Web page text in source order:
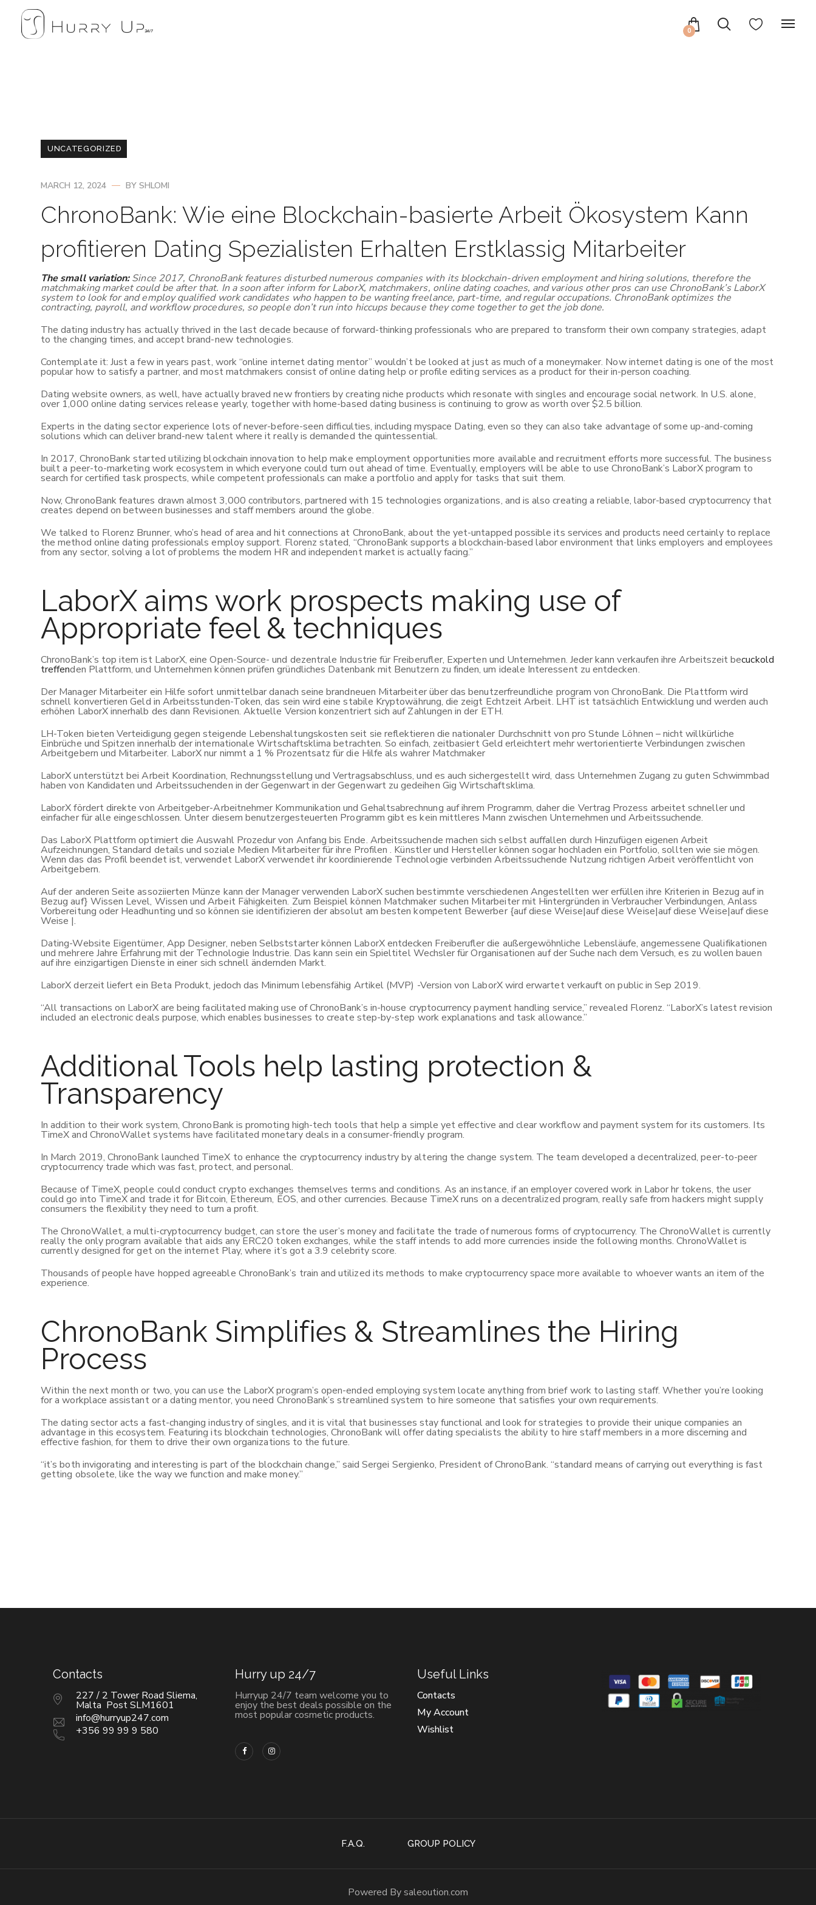
0
UNCATEGORIZED
MARCH 12, 2024 BY SHLOMI
ChronoBank: Wie eine Blockchain-basierte Arbeit Ökosystem Kann
profitieren Dating Spezialisten Erhalten Erstklassig Mitarbeiter
The small variation:Since 2017, ChronoBank features disturbed numerous companies with its blockchain-driven employment and hiring solutions, therefore the
matchmaking market could be after that. In a soon after inform for LaborX, matchmakers, online dating coaches, and various other pros can use ChronoBank’s LaborX
system to look for and employ qualified work candidates who happen to be wanting freelance, part-time, and regular occupations. ChronoBank optimizes the
contracting, payroll, and workflow procedures, so people don’t run into hiccups because they come together to get the job done.
The dating industry has actually thrived in the last decade because of forward-thinking professionals who are prepared to transform their own company strategies, adapt
to the changing times, and accept brand-new technologies.
Contemplate it: Just a few in years past, work “online internet dating mentor” wouldn’t be looked at just as much of a moneymaker. Now internet dating is one of the most
popular how to satisfy a partner, and most matchmakers consist of online dating help or profile editing services as a product for their in-person coaching.
Dating website owners, as well, have actually braved new frontiers by creating niche products which resonate with singles and encourage social network. In U.S. alone,
over 1,000 online dating services release yearly, together with home-based dating business is continuing to grow as worth over $2.5 billion.
Experts in the dating sector experience lots of never-before-seen difficulties, including myspace Dating, even so they can also take advantage of some up-and-coming
solutions which can deliver brand-new talent where it really is demanded the quintessential.
In 2017, ChronoBank started utilizing blockchain innovation to help make employment opportunities more available and recruitment efforts more successful. The business
built a peer-to-marketing work ecosystem in which everyone could turn out ahead of time. Eventually, employers will be able to use ChronoBank’s LaborX program to
search for certified task prospects, while competent professionals can make a portfolio and apply for tasks that suit them.
Now, ChronoBank features drawn almost 3,000 contributors, partnered with 15 technologies organizations, and is also creating a reliable, labor-based cryptocurrency that
creates depend on between businesses and staff members around the globe.
We talked to Florenz Brunner, who’s head of area and hit connections at ChronoBank, about the yet-untapped possible its services and products need certainly to replace
the method online dating professionals employ support. Florenz stated, “ChronoBank supports a blockchain-based labor environment that links employers and employees
from any sector, solving a lot of problems the modern HR and independent market is actually facing.”
LaborX aims work prospects making use of
Appropriate feel & techniques
ChronoBank’s top item ist LaborX, eine Open-Source- und dezentrale Industrie für Freiberufler, Experten und Unternehmen. Jeder kann verkaufen ihre Arbeitszeit becuckold
treffenden Plattform, und Unternehmen können prüfen gründliches Datenbank mit Benutzern zu finden, um ideale Interessent zu entdecken.
Der Manager Mitarbeiter ein Hilfe sofort unmittelbar danach seine brandneuen Mitarbeiter über das benutzerfreundliche program von ChronoBank. Die Plattform wird
schnell konvertieren Geld in Arbeitsstunden-Token, das sein wird eine stabile Kryptowährung, die zeigt Echtzeit Arbeit. LHT ist tatsächlich Entwicklung und werden auch
erhöhen LaborX innerhalb des dann Revisionen. Aktuelle Version konzentriert sich auf Zahlungen in der ETH.
LH-Token bieten Verteidigung gegen steigende Lebenshaltungskosten seit sie reflektieren die nationaler Durchschnitt von pro Stunde Löhnen – nicht willkürliche
Einbrüche und Spitzen innerhalb der internationale Wirtschaftsklima betrachten. So einfach, zeitbasiert Geld erleichtert mehr wertorientierte Verbindungen zwischen
Arbeitgebern und Mitarbeiter. LaborX nur nimmt a 1 % Prozentsatz für die Hilfe als wahrer Matchmaker
LaborX unterstützt bei Arbeit Koordination, Rechnungsstellung und Vertragsabschluss, und es auch sichergestellt wird, dass Unternehmen Zugang zu guten Schwimmbad
haben von Kandidaten und Arbeitssuchenden in der Gegenwart in der Gegenwart zu gedeihen Gig Wirtschaftsklima.
LaborX fördert direkte von Arbeitgeber-Arbeitnehmer Kommunikation und Gehaltsabrechnung auf ihrem Programm, daher die Vertrag Prozess arbeitet schneller und
einfacher für alle eingeschlossen. Unter diesem benutzergesteuerten Programm gibt es kein mittleres Mann zwischen Unternehmen und Arbeitssuchende.
Das LaborX Plattform optimiert die Auswahl Prozedur von Anfang bis Ende. Arbeitssuchende machen sich selbst auffallen durch Hinzufügen eigenen Arbeit
Aufzeichnungen, Standard details und soziale Medien Mitarbeiter für ihre Profilen . Künstler und Hersteller können sogar hochladen ein Portfolio, sollten wie sie mögen.
Wenn das das Profil beendet ist, verwendet LaborX verwendet ihr koordinierende Technologie verbinden Arbeitssuchende Nutzung richtigen Arbeit veröffentlicht von
Arbeitgebern.
Auf der anderen Seite assoziierten Münze kann der Manager verwenden LaborX suchen bestimmte verschiedenen Angestellten wer erfüllen ihre Kriterien in Bezug auf in
Bezug auf} Wissen Level, Wissen und Arbeit Fähigkeiten. Zum Beispiel können Matchmaker suchen Mitarbeiter mit Hintergründen in Verbraucher Verbindungen, Anlass
Vorbereitung oder Headhunting und so können sie identifizieren der absolut am besten kompetent Bewerber {auf diese Weise|auf diese Weise|auf diese Weise|auf diese
Weise |.
Dating-Website Eigentümer, App Designer, neben Selbststarter können LaborX entdecken Freiberufler die außergewöhnliche Lebensläufe, angemessene Qualifikationen
und mehrere Jahre Erfahrung mit der Technologie Industrie. Das kann sein ein Spieltitel Wechsler für Organisationen auf der Suche nach dem Versuch, es zu wollen bauen
auf ihre einzigartigen Dienste in einer sich schnell ändernden Markt.
LaborX derzeit liefert ein Beta Produkt, jedoch das Minimum lebensfähig Artikel (MVP) -Version von LaborX wird erwartet verkauft on public in Sep 2019.
“All transactions on LaborX are being facilitated making use of ChronoBank’s in-house cryptocurrency payment handling service,” revealed Florenz. “LaborX’s latest revision
included an electronic deals purpose, which enables businesses to create step-by-step work explanations and task allowance.”
Additional Tools help lasting protection &
Transparency
In addition to their work system, ChronoBank is promoting high-tech tools that help a simple yet effective and clear workflow and payment system for its customers. Its
TimeX and ChronoWallet systems have facilitated monetary deals in a consumer-friendly program.
In March 2019, ChronoBank launched TimeX to enhance the cryptocurrency industry by altering the change system. The team developed a decentralized, peer-to-peer
cryptocurrency trade which was fast, protect, and personal.
Because of TimeX, people could conduct crypto exchanges themselves terms and conditions. As an instance, if an employer covered work in Labor hr tokens, the user
could go into TimeX and trade it for Bitcoin, Ethereum, EOS, and other currencies. Because TimeX runs on a decentralized program, really safe from hackers might supply
consumers the flexibility they need to turn a profit.
The ChronoWallet, a multi-cryptocurrency budget, can store the user’s money and facilitate the trade of numerous forms of cryptocurrency. The ChronoWallet is currently
really the only program available that aids any ERC20 token exchanges, while the staff intends to add more currencies inside the following months. ChronoWallet is
currently designed for get on the internet Play, where it’s got a 3.9 celebrity score.
Thousands of people have hopped agreeable ChronoBank’s train and utilized its methods to make cryptocurrency space more available to whoever wants an item of the
experience.
ChronoBank Simplifies & Streamlines the Hiring
Process
Within the next month or two, you can use the LaborX program’s open-ended employing system locate anything from brief work to lasting staff. Whether you’re looking
for a workplace assistant or a dating mentor, you need ChronoBank’s streamlined system to hire someone that satisfies your own requirements.
The dating sector acts a fast-changing industry of singles, and it is vital that businesses stay functional and look for strategies to provide their unique companies an
advantage in this ecosystem. Featuring its blockchain technologies, ChronoBank will offer dating specialists the ability to hire staff members in a more discerning and
effective fashion, for them to drive their own organizations to the future.
“it’s both invigorating and interesting is part of the blockchain change,” said Sergei Sergienko, President of ChronoBank. “standard means of carrying out everything is fast
getting obsolete, like the way we function and make money.”
Contacts
227 / 2 Tower Road Sliema,
Malta Post SLM1601
info@hurryup247.com
+356 99 99 9 580
Hurry up 24/7
Hurryup 24/7 team welcome you to
enjoy the best deals possible on the
most popular cosmetic products.
Useful Links
Contacts
My Account
Wishlist
F.A.Q. GROUP POLICY
Powered By saleoution.com